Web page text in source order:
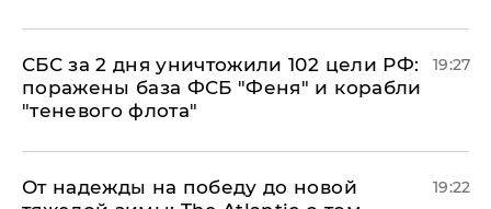
СБС за 2 дня уничтожили 102 цели РФ:
поражены база ФСБ "Феня" и корабли
"теневого флота"
19:27
От надежды на победу до новой
19:22